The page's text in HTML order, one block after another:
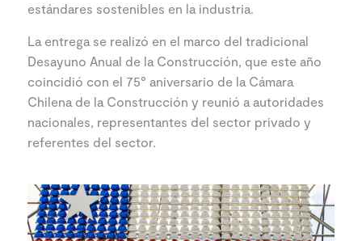
estándares sostenibles en la industria.
La entrega se realizó en el marco del tradicional
Desayuno Anual de la Construcción, que este año
coincidió con el 75° aniversario de la Cámara
Chilena de la Construcción y reunió a autoridades
nacionales, representantes del sector privado y
referentes del sector.